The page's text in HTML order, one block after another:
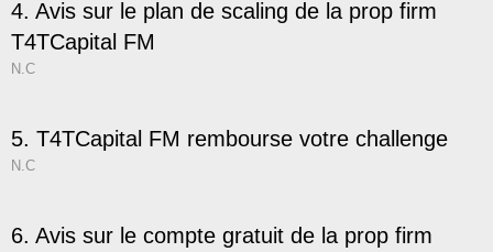
4. Avis sur le plan de scaling de la prop firm
T4TCapital FM
N.C
5. T4TCapital FM rembourse votre challenge
N.C
6. Avis sur le compte gratuit de la prop firm